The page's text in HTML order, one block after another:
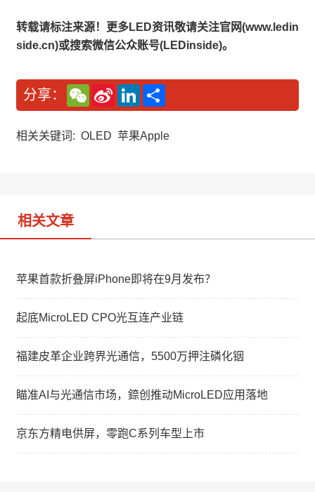
转载请标注来源！更多LED资讯敬请关注官网(www.ledin
side.cn)或搜索微信公众账号(LEDinside)。
分享：
W
e
C
a
S
n
W
L
n
e
相关关键词: OLED 苹果Apple
相关文章
苹果首款折叠屏iPhone即将在9月发布？
起底MicroLED CPO光互连产业链
福建皮革企业跨界光通信，5500万押注磷化铟
瞄准AI与光通信市场，錼创推动MicroLED应用落地
京东方精电供屏，零跑C系列车型上市